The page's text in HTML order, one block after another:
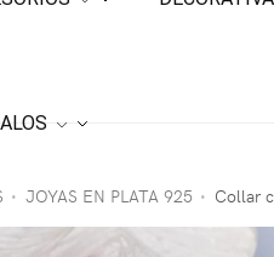
• JOYAS EN PLATA 925 • Collar